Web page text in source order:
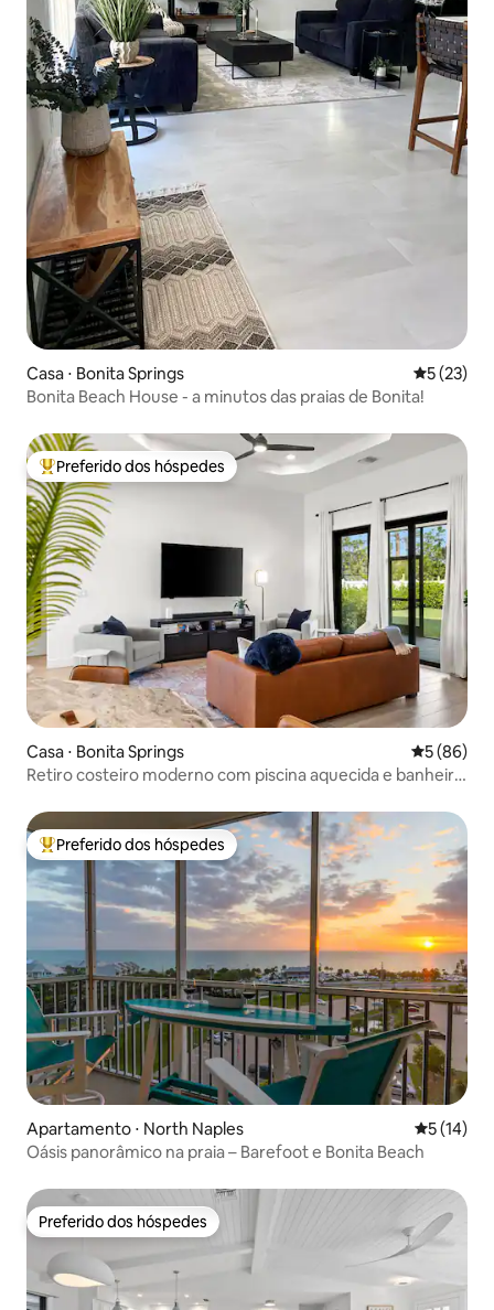
Casa ⋅ Bonita Springs 5 de uma
5 (23)
Bonita Beach House - a minutos das praias de Bonita!
Entre os melhores preferidos dos hóspedes
Preferido dos hóspedes
Casa ⋅ Bonita Springs 5 de uma
5 (86)
Retiro costeiro moderno com piscina aquecida e banheira
Entre os melhores preferidos dos hóspedes
Preferido dos hóspedes
Apartamento ⋅ North Naples 5 de uma
5 (14)
Oásis panorâmico na praia – Barefoot e Bonita Beach
Preferido dos hóspedes
Preferido dos hóspedes